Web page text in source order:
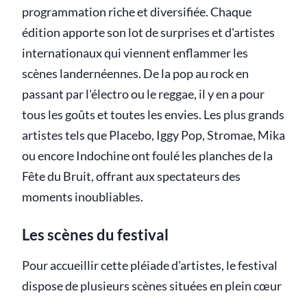
programmation riche et diversifiée. Chaque
édition apporte son lot de surprises et d'artistes
internationaux qui viennent enflammer les
scènes landernéennes. De la pop au rock en
passant par l'électro ou le reggae, il y en a pour
tous les goûts et toutes les envies. Les plus grands
artistes tels que Placebo, Iggy Pop, Stromae, Mika
ou encore Indochine ont foulé les planches de la
Fête du Bruit, offrant aux spectateurs des
moments inoubliables.
Les scènes du festival
Pour accueillir cette pléiade d'artistes, le festival
dispose de plusieurs scènes situées en plein cœur